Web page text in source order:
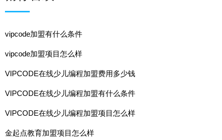
vipcode加盟有什么条件
vipcode加盟项目怎么样
VIPCODE在线少儿编程加盟费用多少钱
VIPCODE在线少儿编程加盟有什么条件
VIPCODE在线少儿编程加盟项目怎么样
金起点教育加盟项目怎么样